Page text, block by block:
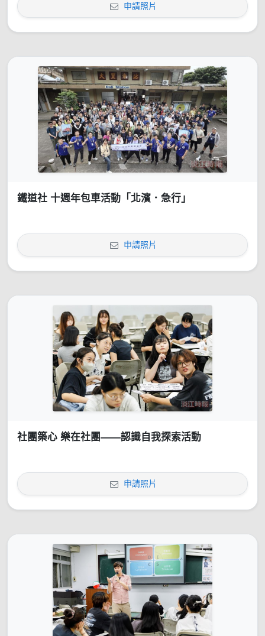
申請照片
鐵道社 十週年包車活動「北濱．急行」
申請照片
社團築心 樂在社團——認識自我探索活動
申請照片